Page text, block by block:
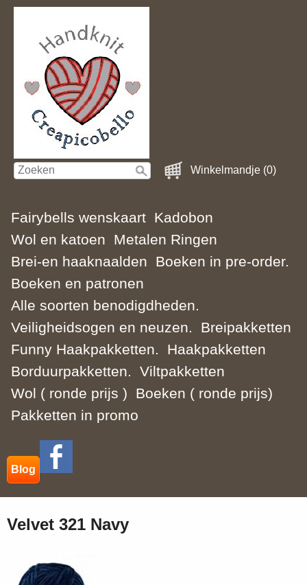
Winkelmandje (0)
Fairybells wenskaart Kadobon
Wol en katoen
Metalen Ringen
Brei-en haaknaalden
Boeken in pre-order.
Boeken en patronen
Alle soorten benodigdheden.
Veiligheidsogen en neuzen.
Breipakketten
Funny Haakpakketten.
Haakpakketten
Borduurpakketten.
Viltpakketten
Wol ( ronde prijs )
Boeken ( ronde prijs)
Pakketten in promo
Blog
Velvet 321 Navy